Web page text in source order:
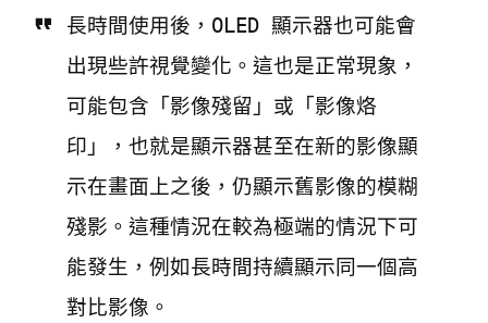
長時間使用後，OLED 顯示器也可能會
出現些許視覺變化。這也是正常現象，
可能包含「影像殘留」或「影像烙
印」，也就是顯示器甚至在新的影像顯
示在畫面上之後，仍顯示舊影像的模糊
殘影。這種情況在較為極端的情況下可
能發生，例如長時間持續顯示同一個高
對比影像。